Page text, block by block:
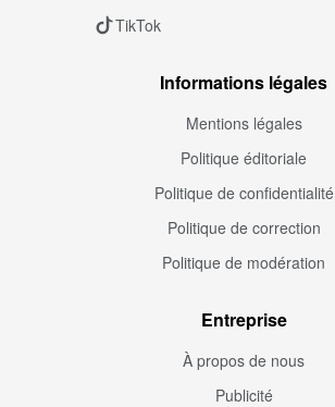
TikTok
Informations légales
Mentions légales
Politique éditoriale
Politique de confidentialité
Politique de correction
Politique de modération
Entreprise
À propos de nous
Publicité